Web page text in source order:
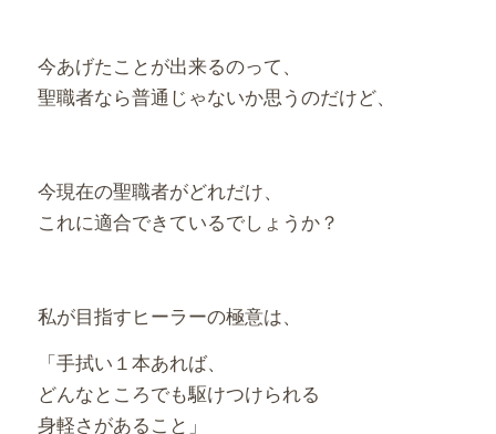
今あげたことが出来るのって、
聖職者なら普通じゃないか思うのだけど、
今現在の聖職者がどれだけ、
これに適合できているでしょうか？
私が目指すヒーラーの極意は、
「手拭い１本あれば、
どんなところでも駆けつけられる
身軽さがあること」